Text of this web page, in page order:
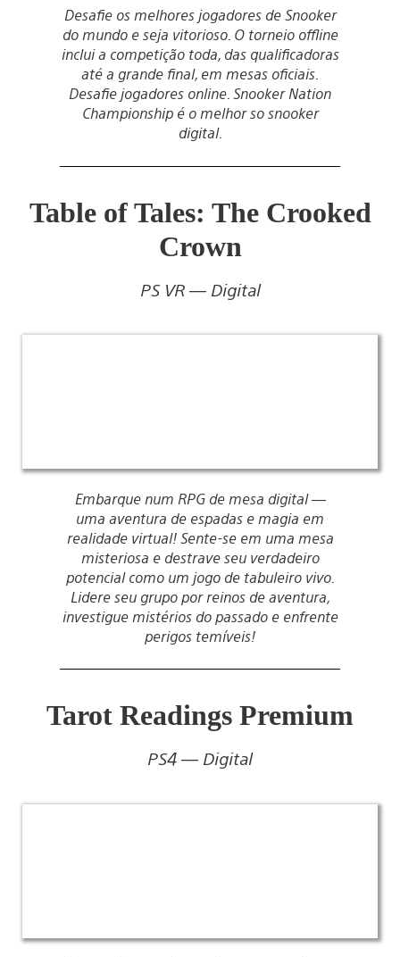
Desafie os melhores jogadores de Snooker
do mundo e seja vitorioso. O torneio offline
inclui a competição toda, das qualificadoras
até a grande final, em mesas oficiais.
Desafie jogadores online. Snooker Nation
Championship é o melhor so snooker
digital.
Table of Tales: The Crooked
Crown
PS VR — Digital
Embarque num RPG de mesa digital —
uma aventura de espadas e magia em
realidade virtual! Sente-se em uma mesa
misteriosa e destrave seu verdadeiro
potencial como um jogo de tabuleiro vivo.
Lidere seu grupo por reinos de aventura,
investigue mistérios do passado e enfrente
perigos temíveis!
Tarot Readings Premium
PS4 — Digital